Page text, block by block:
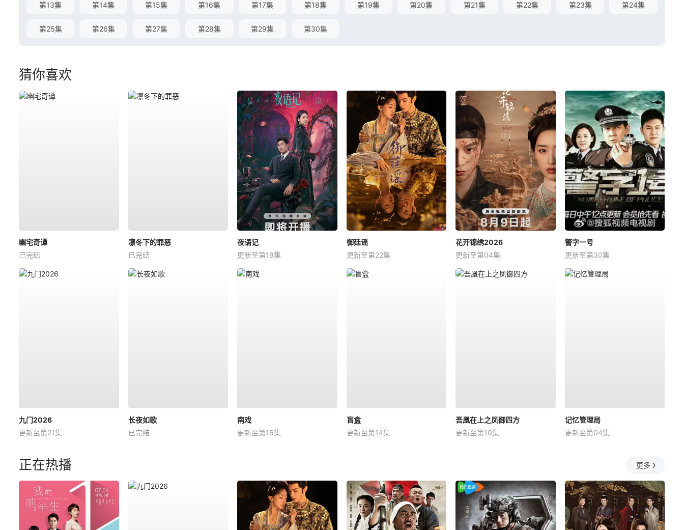
第13集 第14集 第15集 第16集 第17集 第18集 第19集 第20集 第21集 第22集 第23集 第24集
第25集 第26集 第27集 第28集 第29集 第30集
猜你喜欢
幽宅奇谭
已完结
凛冬下的罪恶
已完结
夜语记
更新至第18集
御廷谣
更新至第22集
花开锦绣2026
更新至第04集
警字一号
更新至第30集
九门2026
更新至第21集
长夜如歌
已完结
南戏
更新至第15集
盲盒
更新至第14集
吾凰在上之凤御四方
更新至第10集
记忆管理局
更新至第04集
正在热播 更多